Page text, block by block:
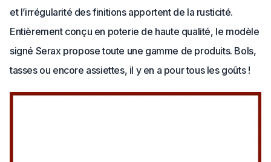
et l’irrégularité des finitions apportent de la rusticité.
Entièrement conçu en poterie de haute qualité, le modèle
signé Serax propose toute une gamme de produits. Bols,
tasses ou encore assiettes, il y en a pour tous les goûts !